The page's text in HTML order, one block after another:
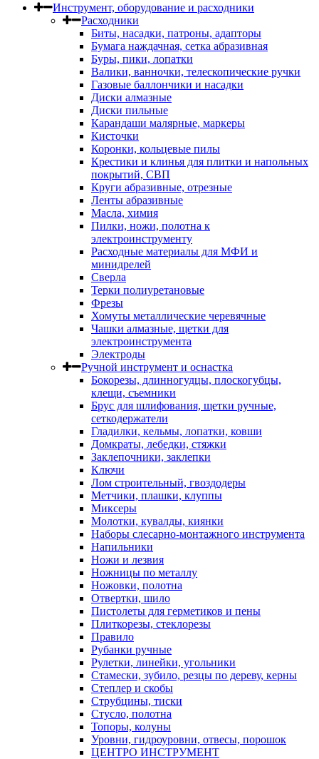
Инструмент, оборудование и расходники
Расходники
Биты, насадки, патроны, адапторы
Бумага наждачная, сетка абразивная
Буры, пики, лопатки
Валики, ванночки, телескопические ручки
Газовые баллончики и насадки
Диски алмазные
Диски пильные
Карандаши малярные, маркеры
Кисточки
Коронки, кольцевые пилы
Крестики и клинья для плитки и напольных
покрытий, СВП
Круги абразивные, отрезные
Ленты абразивные
Масла, химия
Пилки, ножи, полотна к
электроинструменту
Расходные материалы для МФИ и
минидрелей
Сверла
Терки полиуретановые
Фрезы
Хомуты металлические черевячные
Чашки алмазные, щетки для
электроинструмента
Электроды
Ручной инструмент и оснастка
Бокорезы, длинногудцы, плоскогубцы,
клещи, съемники
Брус для шлифования, щетки ручные,
сеткодержатели
Гладилки, кельмы, лопатки, ковши
Домкраты, лебедки, стяжки
Заклепочники, заклепки
Ключи
Лом строительный, гвоздодеры
Метчики, плашки, клуппы
Миксеры
Молотки, кувалды, киянки
Наборы слесарно-монтажного инструмента
Напильники
Ножи и лезвия
Ножницы по металлу
Ножовки, полотна
Отвертки, шило
Пистолеты для герметиков и пены
Плиткорезы, стеклорезы
Правило
Рубанки ручные
Рулетки, линейки, угольники
Стамески, зубило, резцы по дереву, керны
Степлер и скобы
Струбцины, тиски
Стусло, полотна
Топоры, колуны
Уровни, гидроуровни, отвесы, порошок
ЦЕНТРО ИНСТРУМЕНТ